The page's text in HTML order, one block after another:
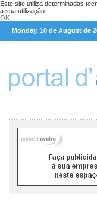
Este site utiliza determinadas
a sua utilização.
OK
Monday, 10 de August de